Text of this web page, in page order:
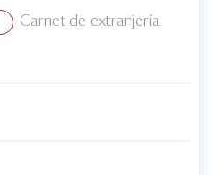
Carnet de extranjería